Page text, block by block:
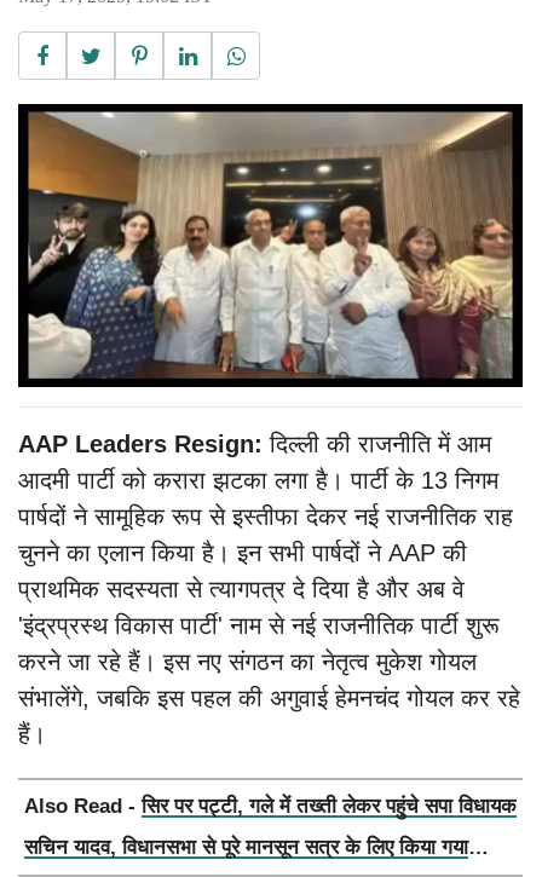
AAP Leaders Resign:दिल्ली की राजनीति में आम
आदमी पार्टी को करारा झटका लगा है। पार्टी के 13 निगम
पार्षदों ने सामूहिक रूप से इस्तीफा देकर नई राजनीतिक राह
चुनने का एलान किया है। इन सभी पार्षदों ने AAP की
प्राथमिक सदस्यता से त्यागपत्र दे दिया है और अब वे
'इंद्रप्रस्थ विकास पार्टी' नाम से नई राजनीतिक पार्टी शुरू
करने जा रहे हैं। इस नए संगठन का नेतृत्व मुकेश गोयल
संभालेंगे, जबकि इस पहल की अगुवाई हेमनचंद गोयल कर रहे
हैं।
Also Read -सिर पर पट्टी, गले में तख्ती लेकर पहुंचे सपा विधायक
सचिन यादव, विधानसभा से पूरे मानसून सत्र के लिए किया गया